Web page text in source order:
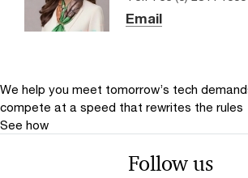
Email
We help you meet tomorrow’s tech
compete at a speed that rewrites the rules
See how
Follow us